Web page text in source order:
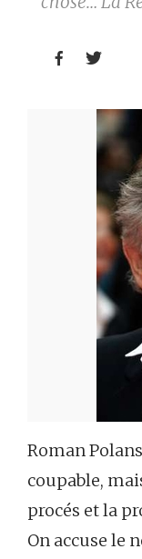
 
Roman
coupable,
procés et la
On accuse le